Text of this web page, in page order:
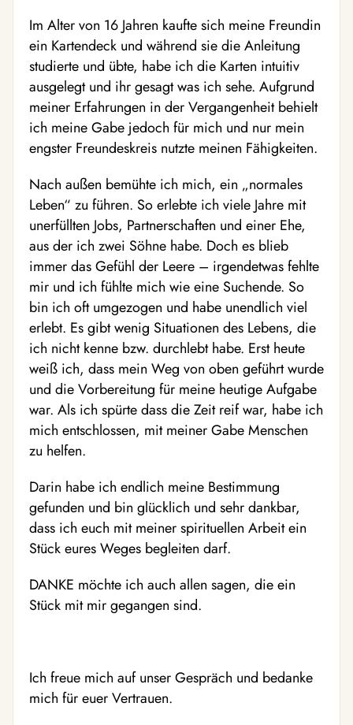
Im Alter von 16 Jahren kaufte sich meine Freundin
ein Kartendeck und während sie die Anleitung
studierte und übte, habe ich die Karten intuitiv
ausgelegt und ihr gesagt was ich sehe. Aufgrund
meiner Erfahrungen in der Vergangenheit behielt
ich meine Gabe jedoch für mich und nur mein
engster Freundeskreis nutzte meinen Fähigkeiten.
Nach außen bemühte ich mich, ein „normales
Leben“ zu führen. So erlebte ich viele Jahre mit
unerfüllten Jobs, Partnerschaften und einer Ehe,
aus der ich zwei Söhne habe. Doch es blieb
immer das Gefühl der Leere – irgendetwas fehlte
mir und ich fühlte mich wie eine Suchende. So
bin ich oft umgezogen und habe unendlich viel
erlebt. Es gibt wenig Situationen des Lebens, die
ich nicht kenne bzw. durchlebt habe. Erst heute
weiß ich, dass mein Weg von oben geführt wurde
und die Vorbereitung für meine heutige Aufgabe
war. Als ich spürte dass die Zeit reif war, habe ich
mich entschlossen, mit meiner Gabe Menschen
zu helfen.
Darin habe ich endlich meine Bestimmung
gefunden und bin glücklich und sehr dankbar,
dass ich euch mit meiner spirituellen Arbeit ein
Stück eures Weges begleiten darf.
DANKE möchte ich auch allen sagen, die ein
Stück mit mir gegangen sind.
Ich freue mich auf unser Gespräch und bedanke
mich für euer Vertrauen.